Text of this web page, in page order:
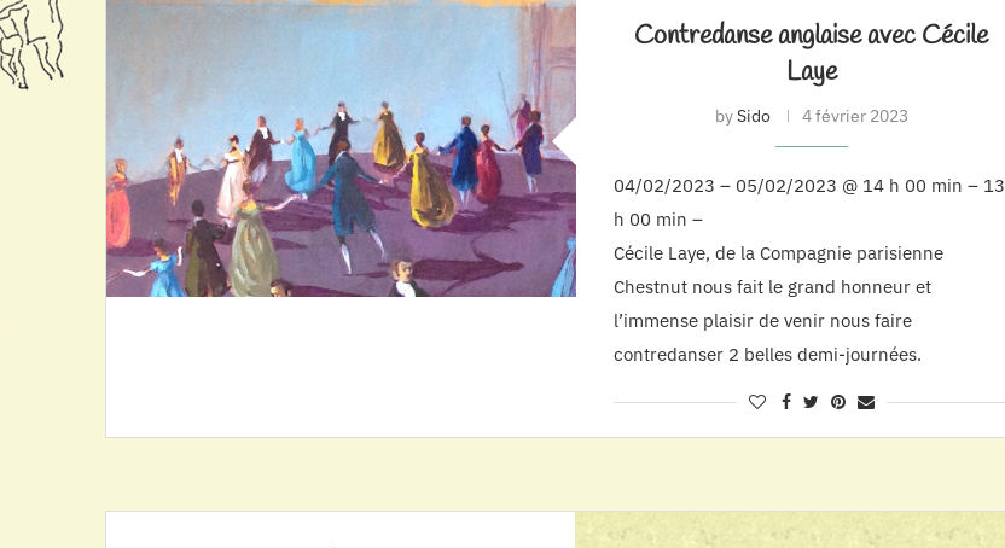
Contredanse anglaise avec Cécile
Laye
bySido 4 février 2023
04/02/2023 – 05/02/2023 @ 14 h 00 min – 13
h 00 min –
Cécile Laye, de la Compagnie parisienne
Chestnut nous fait le grand honneur et
l’immense plaisir de venir nous faire
contredanser 2 belles demi-journées.